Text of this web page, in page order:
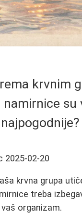
krvnim
namirnice su
najpogodnije?
2025-02-20
krvna grupa
treba
organizam.